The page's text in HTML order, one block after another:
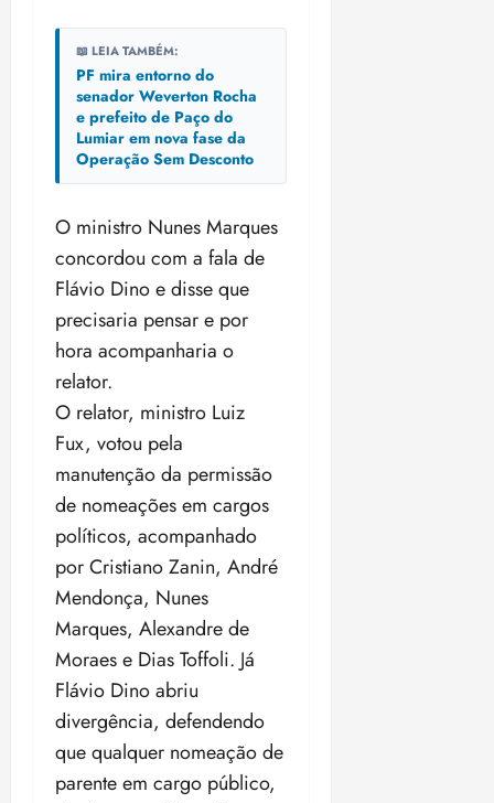
📖 LEIA TAMBÉM:
PF mira entorno do
senador Weverton Rocha
e prefeito de Paço do
Lumiar em nova fase da
Operação Sem Desconto
O ministro Nunes Marques
concordou com a fala de
Flávio Dino e disse que
precisaria pensar e por
hora acompanharia o
relator.
O relator, ministro Luiz
Fux, votou pela
manutenção da permissão
de nomeações em cargos
políticos, acompanhado
por Cristiano Zanin, André
Mendonça, Nunes
Marques, Alexandre de
Moraes e Dias Toffoli. Já
Flávio Dino abriu
divergência, defendendo
que qualquer nomeação de
parente em cargo público,